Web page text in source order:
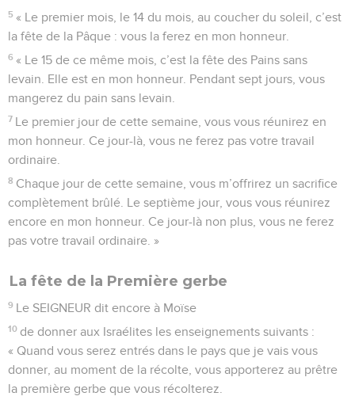
5 « Le premier mois, le 14 du mois, au coucher du soleil, c’est
la fête de la Pâque : vous la ferez en mon honneur.
6 « Le 15 de ce même mois, c’est la fête des Pains sans
levain. Elle est en mon honneur. Pendant sept jours, vous
mangerez du pain sans levain.
7 Le premier jour de cette semaine, vous vous réunirez en
mon honneur. Ce jour-là, vous ne ferez pas votre travail
ordinaire.
8 Chaque jour de cette semaine, vous m’offrirez un sacrifice
complètement brûlé. Le septième jour, vous vous réunirez
encore en mon honneur. Ce jour-là non plus, vous ne ferez
pas votre travail ordinaire. »
La fête de la Première gerbe
9 Le SEIGNEUR dit encore à Moïse
10 de donner aux Israélites les enseignements suivants :
« Quand vous serez entrés dans le pays que je vais vous
donner, au moment de la récolte, vous apporterez au prêtre
la première gerbe que vous récolterez.